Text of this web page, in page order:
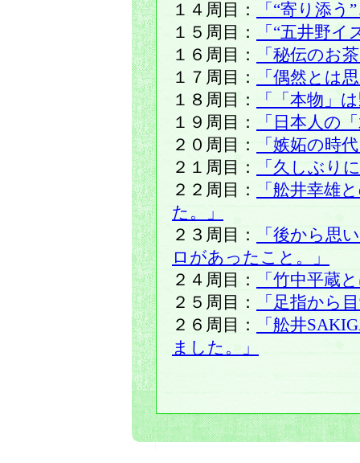
１４周目：
「“寄り添
１５周目：
「“五井野
１６周目：
「秘伝のお
１７周目：
「偶然とは
１８周目：
「「本物」
１９周目：
「日本人の
２０周目：
「嫉妬の時
２１周目：
「久しぶり
２２周目：
「舩井幸雄
た。」
２３周目：
「後から思
ロがあったこと。」
２４周目：
「竹中平蔵
２５周目：
「足指から
２６周目：
「舩井
ました。」